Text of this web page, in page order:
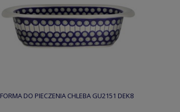
FORMA DO PIECZENIA CHLEBA GU2151 DEK8